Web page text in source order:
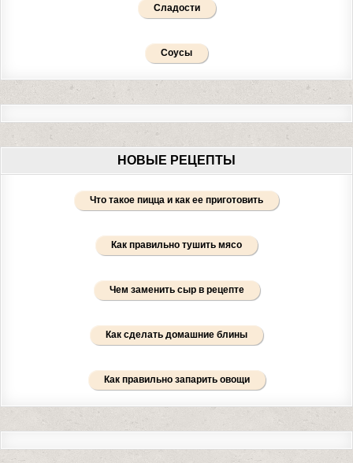
Сладости
Соусы
НОВЫЕ РЕЦЕПТЫ
Что такое пицца и как ее приготовить
Как правильно тушить мясо
Чем заменить сыр в рецепте
Как сделать домашние блины
Как правильно запарить овощи